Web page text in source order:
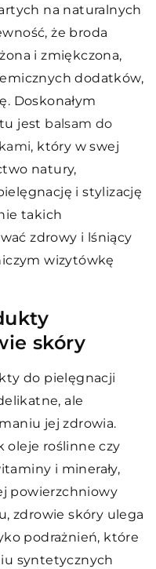
na naturalnych
że broda
i zmiękczona,
dodatków,
Doskonałym
jest balsam do
, który w swej
natury,
i stylizację
takich
zdrowy i lśniący
wizytówkę
skóry
do pielęgnacji
ale
jej zdrowia.
oleje roślinne czy
i minerały,
powierzchniowy
zdrowie skóry ulega
podrażnień, które
syntetycznych